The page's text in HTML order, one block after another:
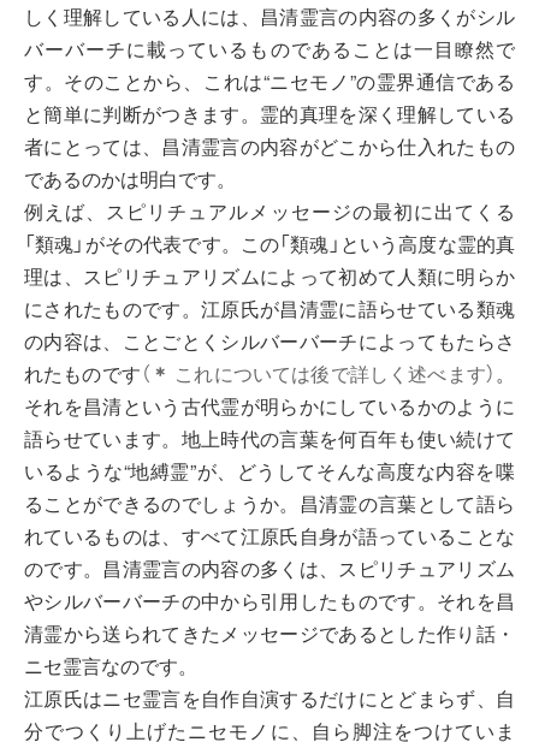
しく理解している人には、昌清霊言の内容の多くがシル
バーバーチに載っているものであることは一目瞭然で
す。そのことから、これは“ニセモノ”の霊界通信である
と簡単に判断がつきます。霊的真理を深く理解している
者にとっては、昌清霊言の内容がどこから仕入れたもの
であるのかは明白です。
例えば、スピリチュアルメッセージの最初に出てくる
「類魂」がその代表です。この「類魂」という高度な霊的真
理は、スピリチュアリズムによって初めて人類に明らか
にされたものです。江原氏が昌清霊に語らせている類魂
の内容は、ことごとくシルバーバーチによってもたらさ
れたものです（ ＊ これについては後で詳しく述べます） 。
それを昌清という古代霊が明らかにしているかのように
語らせています。地上時代の言葉を何百年も使い続けて
いるような“地縛霊”が、どうしてそんな高度な内容を喋
ることができるのでしょうか。昌清霊の言葉として語ら
れているものは、すべて江原氏自身が語っていることな
のです。昌清霊言の内容の多くは、スピリチュアリズム
やシルバーバーチの中から引用したものです。それを昌
清霊から送られてきたメッセージであるとした作り話・
ニセ霊言なのです。
江原氏はニセ霊言を自作自演するだけにとどまらず、自
分でつくり上げたニセモノに、自ら脚注をつけていま